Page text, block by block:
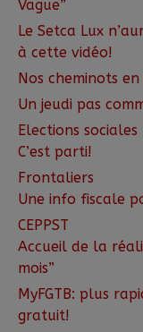
Vague”
Le Setca Lux
à cette vidéo!
Nos cheminots
Un jeudi pas
Elections sociales
C’est parti!
Frontaliers
Une info fiscale
CEPPST
Accueil de la
mois”
MyFGTB: plus
gratuit!